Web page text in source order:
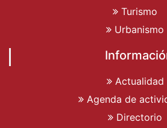
Turismo
Urbanismo
Actualidad
Agenda de
Directorio